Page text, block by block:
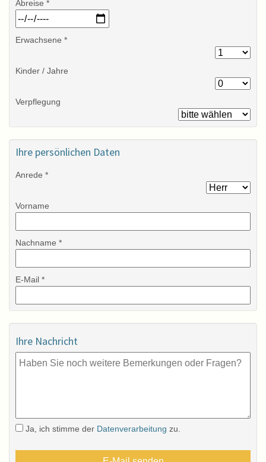
Abreise *
Erwachsene *
Kinder / Jahre
Verpflegung
Ihre persönlichen Daten
Anrede *
Vorname
Nachname *
E-Mail *
Ihre Nachricht
Ja, ich stimme der Datenverarbeitung zu.